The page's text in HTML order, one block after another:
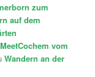
zum
auf dem
vom
Wandern an der